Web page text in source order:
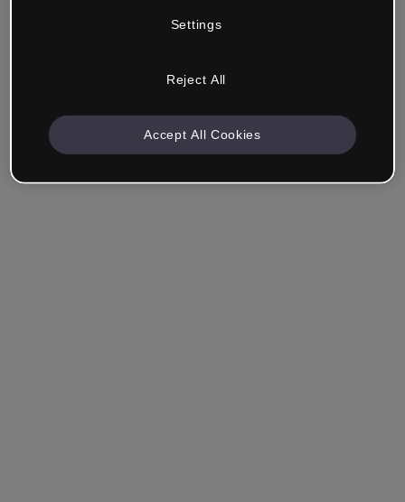
Angemeldet bleiben Hast du dein Passwort vergessen?
Settings
Reject All
Accept All Cookies